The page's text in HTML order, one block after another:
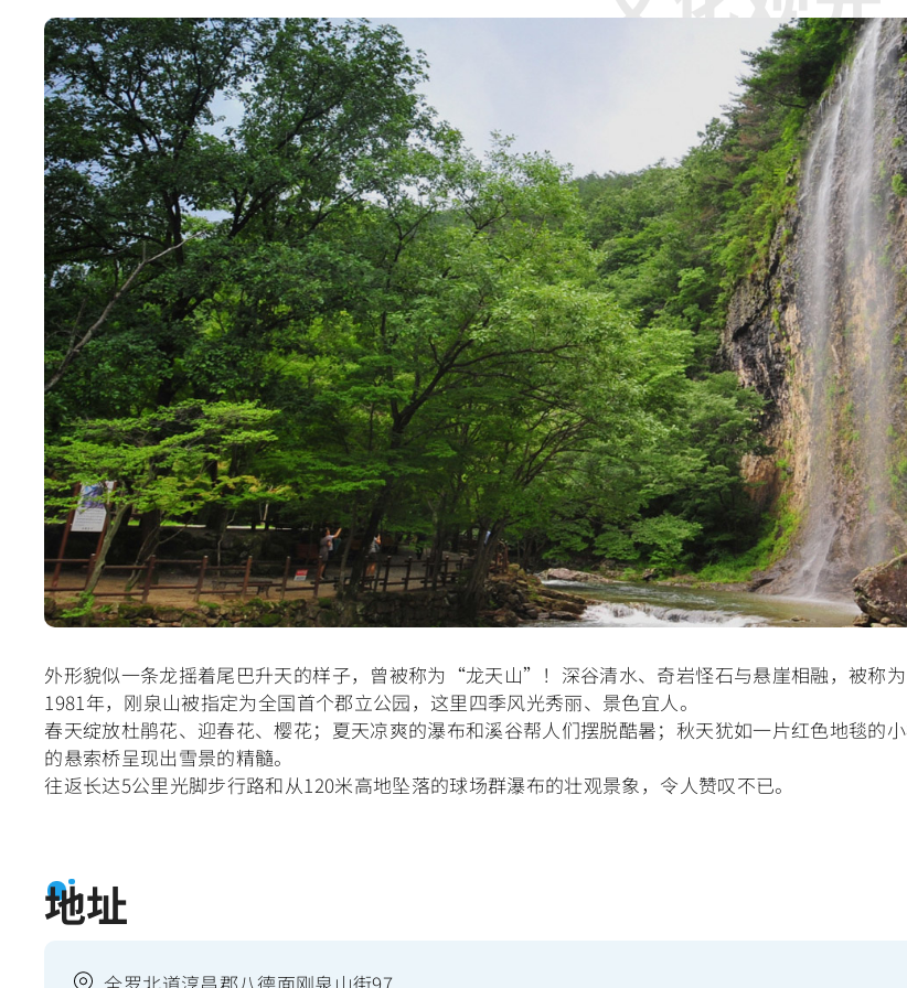
外形貌似一条龙摇着尾巴升天的样子，曾被称为“龙天山”！深谷清水、奇岩怪石与悬崖相融，被称
1981年，刚泉山被指定为全国首个郡立公园，这里四季风光秀丽、景色宜人。
春天绽放杜鹃花、迎春花、樱花；夏天凉爽的瀑布和溪谷帮人们摆脱酷暑；秋天犹如一片红色地毯的
的悬索桥呈现出雪景的精髓。
往返长达5公里光脚步行路和从120米高地坠落的球场群瀑布的壮观景象，令人赞叹不已。
地址